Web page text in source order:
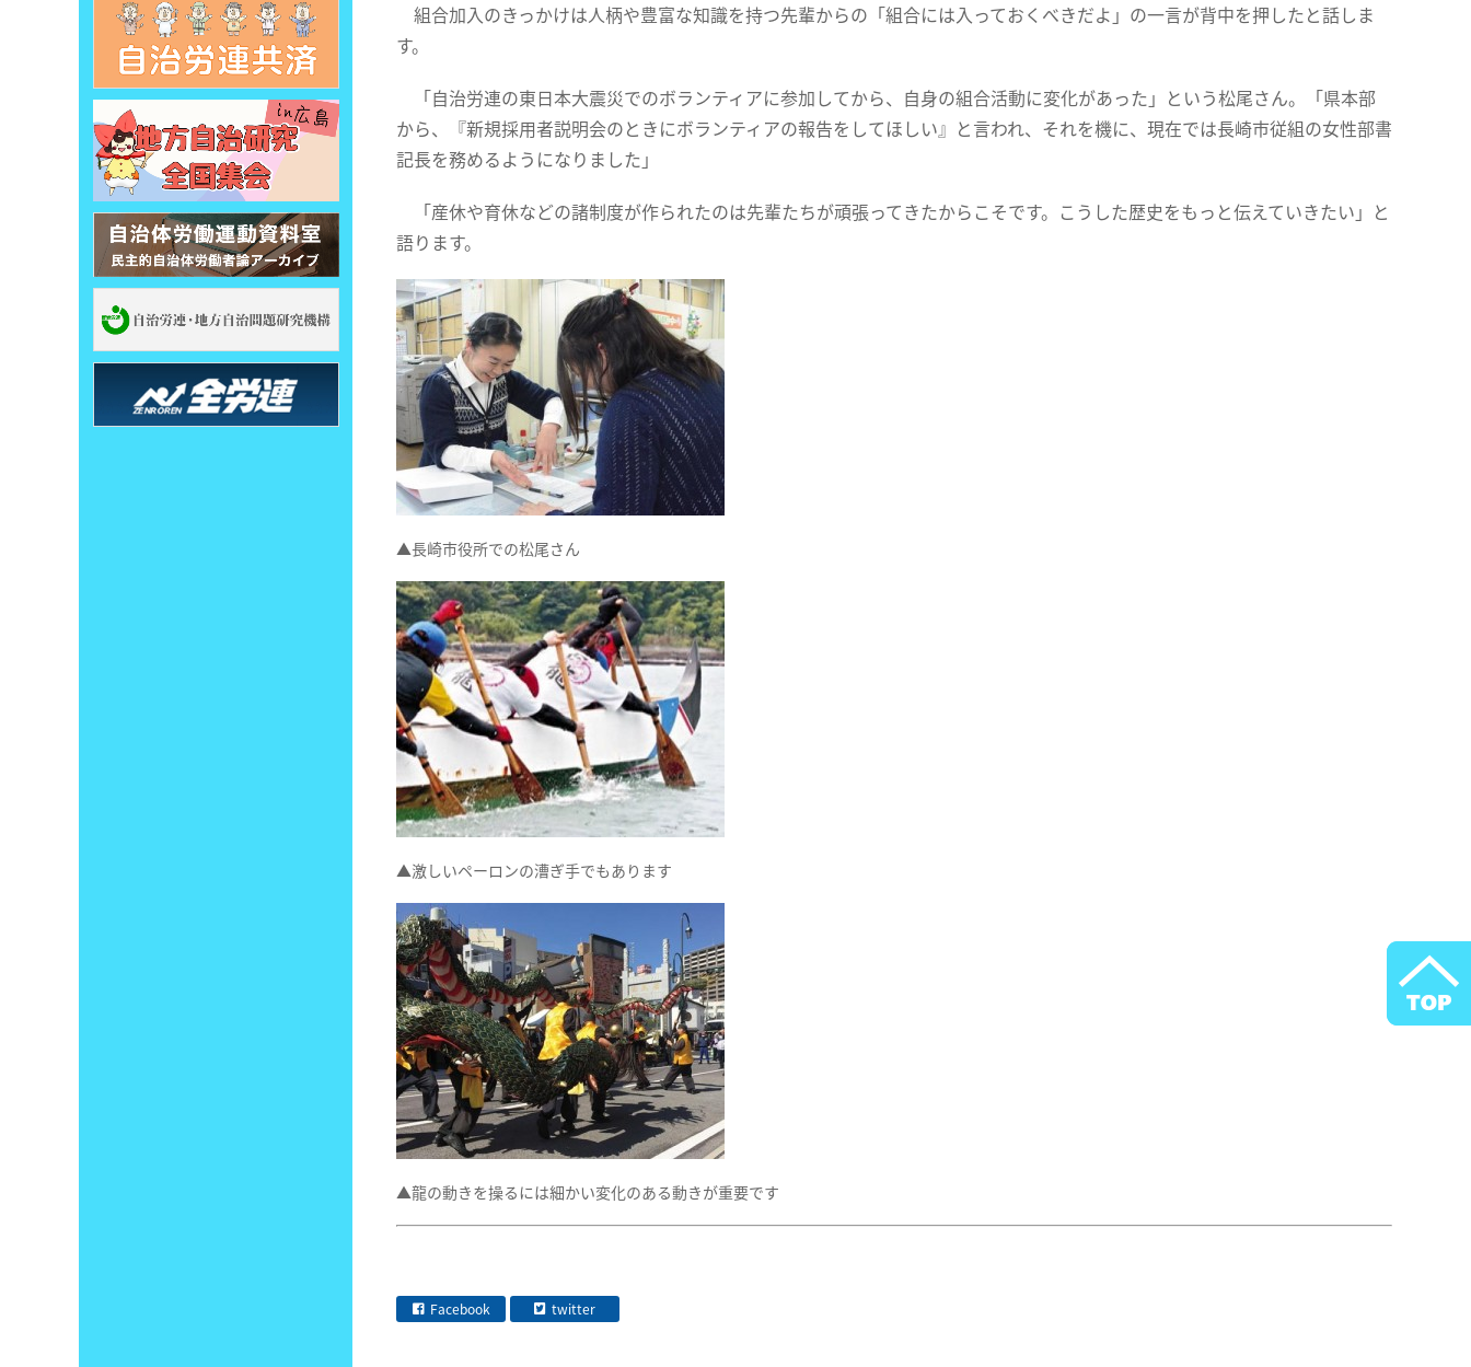
組合加入のきっかけは人柄や豊富な知識を持つ先輩からの「組合には入っておくべきだよ」の一言が背中を押したと話しま
す。
「自治労連の東日本大震災でのボランティアに参加してから、自身の組合活動に変化があった」という松尾さん。「県本部
から、『新規採用者説明会のときにボランティアの報告をしてほしい』と言われ、それを機に、現在では長崎市従組の女性部書
記長を務めるようになりました」
「産休や育休などの諸制度が作られたのは先輩たちが頑張ってきたからこそです。こうした歴史をもっと伝えていきたい」と
語ります。
▲長崎市役所での松尾さん
▲激しいペーロンの漕ぎ手でもあります
▲龍の動きを操るには細かい変化のある動きが重要です
Facebook twitter